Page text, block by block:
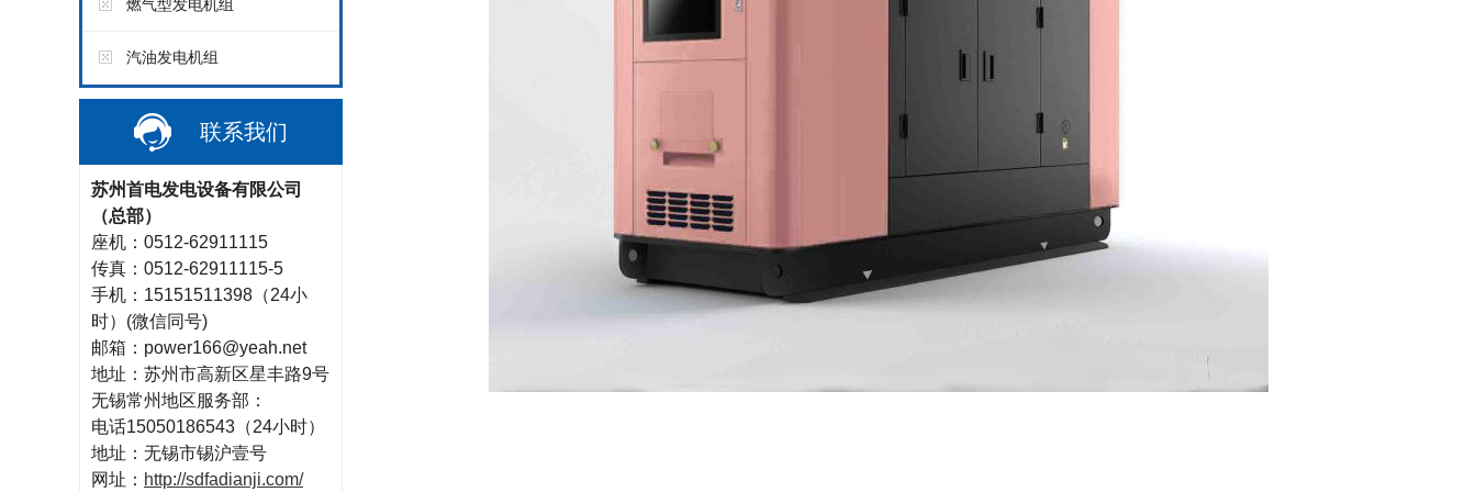
燃气型发电机组
汽油发电机组
联系我们
苏州首电发电设备有限公司
（总部）
座机：0512-62911115
传真：0512-62911115-5
手机：15151511398（24小
时）(微信同号)
邮箱：power166@yeah.net
地址：苏州市高新区星丰路9号
无锡常州地区服务部：
电话15050186543（24小时）
地址：无锡市锡沪壹号
网址： http://sdfadianji.com/